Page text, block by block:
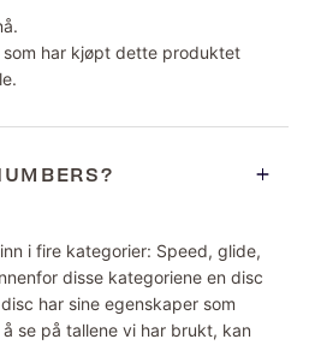
har kjøpt dette produktet
i fire kategorier: Speed, glide,
disse kategoriene en disc
har sine egenskaper som
se på tallene vi har brukt, kan